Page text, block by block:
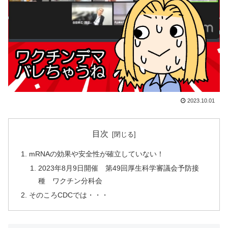
2023.10.01
目次
mRNAの効果や安全性が確立していない！
2023年8月9日開催 第49回厚生科学審議会予防接
種 ワクチン分科会
そのころCDCでは・・・